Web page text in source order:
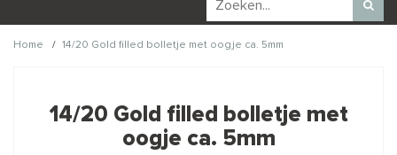
Home / 14/20 Gold filled bolletje met oogje ca. 5mm
producten ook interessant
14/20 Gold filled bolletje met
oogje ca. 5mm